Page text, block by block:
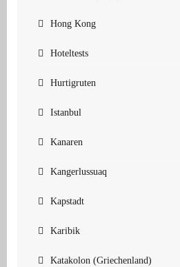
Hong Kong
Hoteltests
Hurtigruten
Istanbul
Kanaren
Kangerlussuaq
Kapstadt
Karibik
Katakolon (Griechenland)